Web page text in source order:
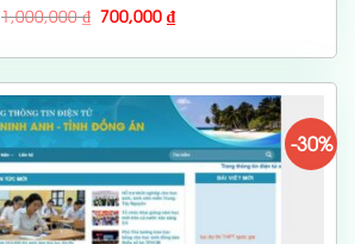
1,000,000₫ Giá
gốc
1,000,000 ₫.
700,000₫Giá
hiện
là:
-30%